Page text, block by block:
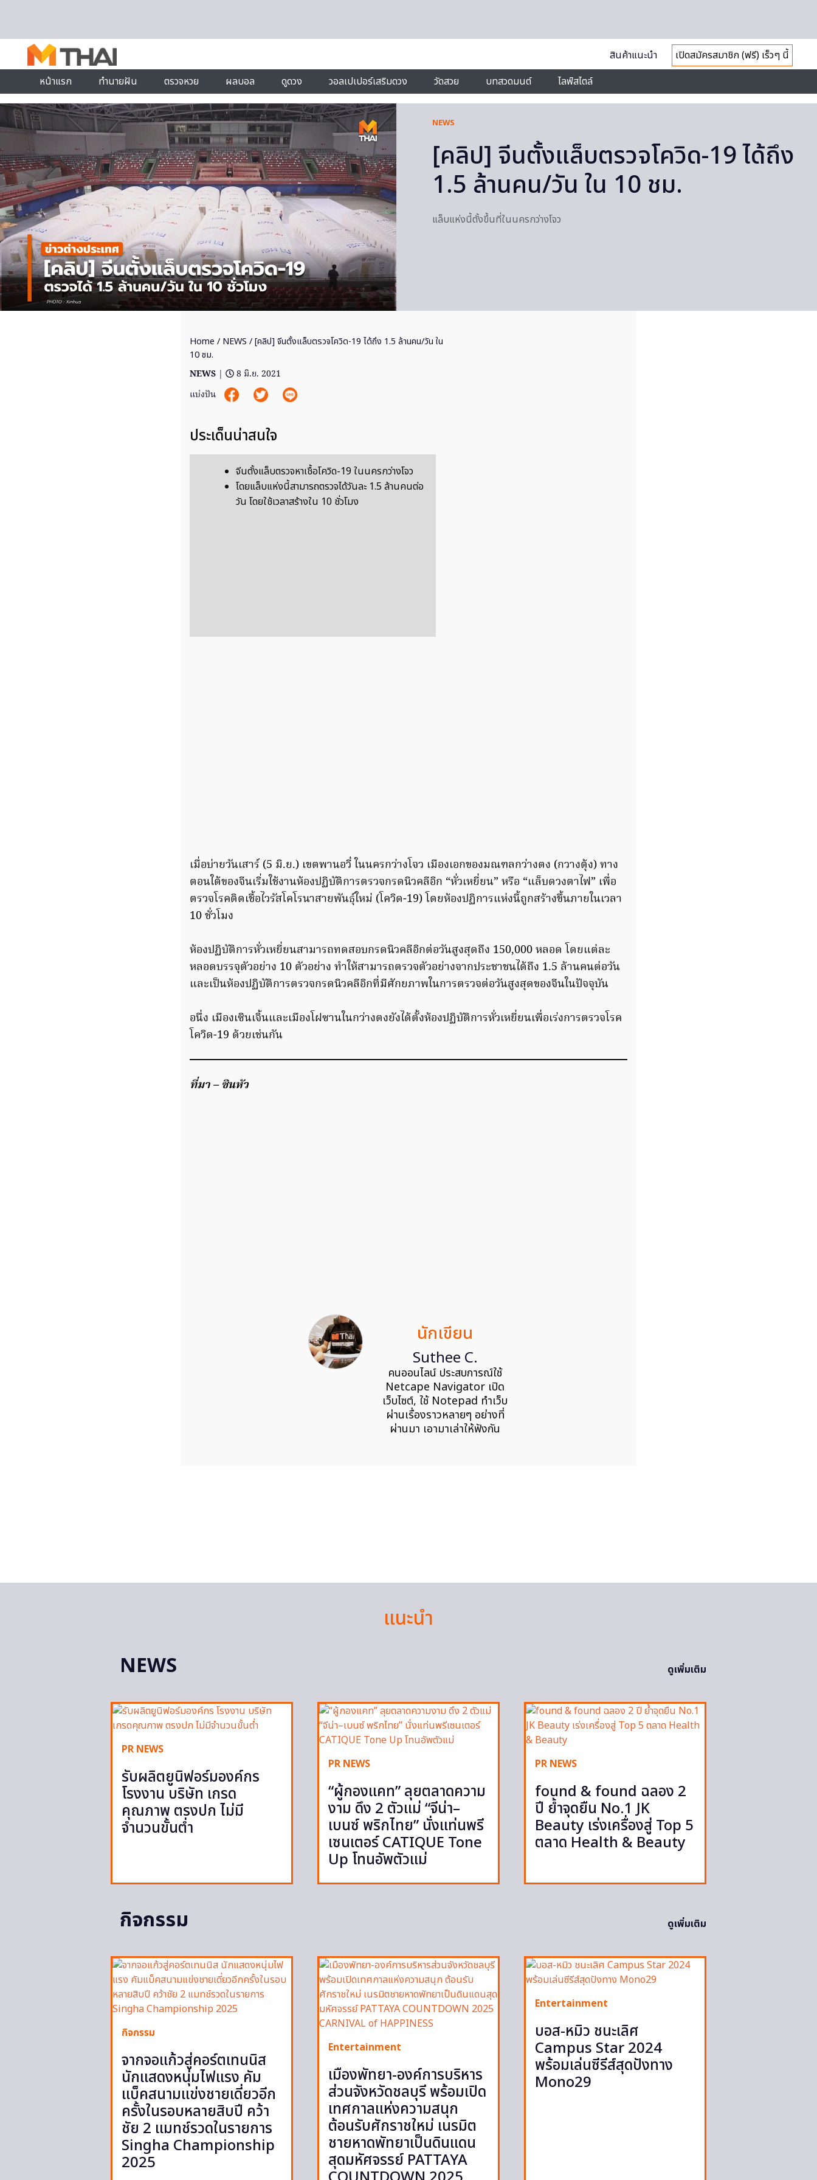
สินค้าแนะนำ
เปิดสมัครสมาชิก (ฟรี) เร็วๆ นี้
หน้าแรก
ทำนายฝัน ตรวจหวย ผลบอล ดูดวง วอลเปเปอร์เสริมดวง วัดสวย บทสวดมนต์ ไลฟ์สไตล์
NEWS
[คลิป] จีนตั้งแล็บตรวจโควิด-19 ได้ถึง
1.5 ล้านคน/วัน ใน 10 ชม.
แล็บแห่งนี้ตั้งขึ้นที่ในนครกว่างโจว
Home / NEWS / [คลิป] จีนตั้งแล็บตรวจโควิด-19 ได้ถึง 1.5 ล้านคน/วัน ใน
10 ชม.
NEWS |
8 มิ.ย. 2021
แบ่งปัน
ประเด็นน่าสนใจ
จีนตั้งแล็บตรวจหาเชื้อโควิด-19 ในนครกว่างโจว
โดยแล็บแห่งนี้สามารถตรวจได้วันละ 1.5 ล้านคนต่อ
วัน โดยใช้เวลาสร้างใน 10 ชั่วโมง
เมื่อบ่ายวันเสาร์ (5 มิ.ย.) เขตพานอวี๋ ในนครกว่างโจว เมืองเอกของมณฑลกว่างตง (กวางตุ้ง) ทาง
ตอนใต้ของจีนเริ่มใช้งานห้องปฏิบัติการตรวจกรดนิวคลีอิก “หั่วเหยี่ยน” หรือ “แล็บดวงตาไฟ” เพื่อ
ตรวจโรคติดเชื้อไวรัสโคโรนาสายพันธุ์ใหม่ (โควิด-19) โดยห้องปฏิการแห่งนี้ถูกสร้างขึ้นภายในเวลา
10 ชั่วโมง
ห้องปฏิบัติการหั่วเหยี่ยนสามารถทดสอบกรดนิวคลีอิกต่อวันสูงสุดถึง 150,000 หลอด โดยแต่ละ
หลอดบรรจุตัวอย่าง 10 ตัวอย่าง ทำให้สามารถตรวจตัวอย่างจากประชาชนได้ถึง 1.5 ล้านคนต่อวัน
และเป็นห้องปฏิบัติการตรวจกรดนิวคลีอิกที่มีศักยภาพในการตรวจต่อวันสูงสุดของจีนในปัจจุบัน
อนึ่ง เมืองเซินเจิ้นและเมืองโฝซานในกว่างตงยังได้ตั้งห้องปฏิบัติการหั่วเหยี่ยนเพื่อเร่งการตรวจโรค
โควิด-19 ด้วยเช่นกัน
ที่มา – ซินหัว
นักเขียน
Suthee C.
คนออนไลน์ ประสบการณ์ใช้
Netcape Navigator เปิด
เว็บไซต์, ใช้ Notepad ทำเว็บ
ผ่านเรื่องราวหลายๆ อย่างที่
ผ่านมา เอามาเล่าให้ฟังกัน
แนะนำ
NEWS
ดูเพิ่มเติม
PR NEWS
รับผลิตยูนิฟอร์มองค์กร
โรงงาน บริษัท เกรด
คุณภาพ ตรงปก ไม่มี
จำนวนขั้นต่ำ
PR NEWS
“ผู้กองแคท” ลุยตลาดความ
งาม ดึง 2 ตัวแม่ “จีน่า–
เบนซ์ พริกไทย” นั่งแท่นพรี
เซนเตอร์ CATIQUE Tone
Up โทนอัพตัวแม่
PR NEWS
found & found ฉลอง 2
ปี ย้ำจุดยืน No.1 JK
Beauty เร่งเครื่องสู่ Top 5
ตลาด Health & Beauty
กิจกรรม ดูเพิ่มเติม
กิจกรรม
จากจอแก้วสู่คอร์ตเทนนิส
นักแสดงหนุ่มไฟแรง คัม
แบ็คสนามแข่งชายเดี่ยวอีก
ครั้งในรอบหลายสิบปี คว้า
ชัย 2 แมทช์รวดในรายการ
Singha Championship
2025
Entertainment
เมืองพัทยา-องค์การบริหาร
ส่วนจังหวัดชลบุรี พร้อมเปิด
เทศกาลแห่งความสนุก
ต้อนรับศักราชใหม่ เนรมิต
ชายหาดพัทยาเป็นดินแดน
สุดมหัศจรรย์ PATTAYA
Entertainment
บอส-หมิว ชนะเลิศ
Campus Star 2024
พร้อมเล่นซีรีส์สุดปังทาง
Mono29